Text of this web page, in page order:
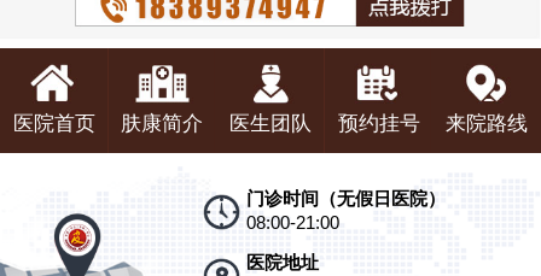
医院首页 肤康简介 医生团队 预约挂号 来院路线
门诊时间（无假日医院）
08:00-21:00
医院地址